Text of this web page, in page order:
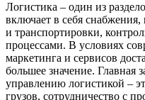
Логистика – один из
включает в себя
и транспортировки,
процессами. В условиях
маркетинга и сервисов
большее значение. Главная
управлению логистикой –
грузов, сотрудничество с